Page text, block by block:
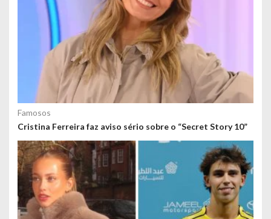
Famosos
Cristina Ferreira faz aviso sério sobre o “Secret Story 10”